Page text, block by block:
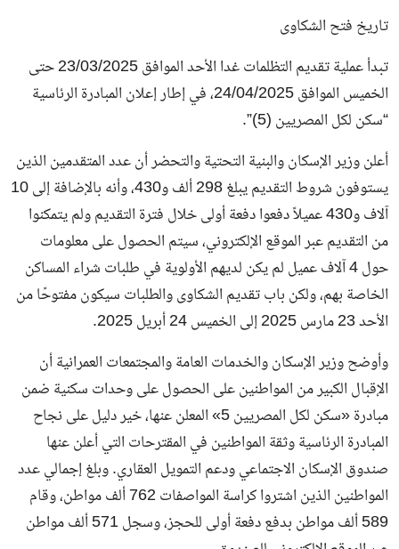
تاريخ فتح الشكاوى
تبدأ عملية تقديم التظلمات غدا الأحد الموافق 23/03/2025 حتى
الخميس الموافق 24/04/2025، في إطار إعلان المبادرة الرئاسية
“سكن لكل المصريين (5)”.
أعلن وزير الإسكان والبنية التحتية والتحضر أن عدد المتقدمين الذين
يستوفون شروط التقديم يبلغ 298 ألف و430، وأنه بالإضافة إلى 10
آلاف و430 عميلاً دفعوا دفعة أولى خلال فترة التقديم ولم يتمكنوا
من التقديم عبر الموقع الإلكتروني، سيتم الحصول على معلومات
حول 4 آلاف عميل لم يكن لديهم الأولوية في طلبات شراء المساكن
الخاصة بهم، ولكن باب تقديم الشكاوى والطلبات سيكون مفتوحًا من
الأحد 23 مارس 2025 إلى الخميس 24 أبريل 2025.
وأوضح وزير الإسكان والخدمات العامة والمجتمعات العمرانية أن
الإقبال الكبير من المواطنين على الحصول على وحدات سكنية ضمن
مبادرة «سكن لكل المصريين 5» المعلن عنها، خير دليل على نجاح
المبادرة الرئاسية وثقة المواطنين في المقترحات التي أعلن عنها
صندوق الإسكان الاجتماعي ودعم التمويل العقاري. وبلغ إجمالي عدد
المواطنين الذين اشتروا كراسة المواصفات 762 ألف مواطن، وقام
589 ألف مواطن بدفع دفعة أولى للحجز، وسجل 571 ألف مواطن